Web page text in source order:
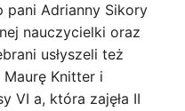
pani Adrianny Sikory
nauczycielki oraz
usłyszeli też
Knitter i
VI a, która zajęła II